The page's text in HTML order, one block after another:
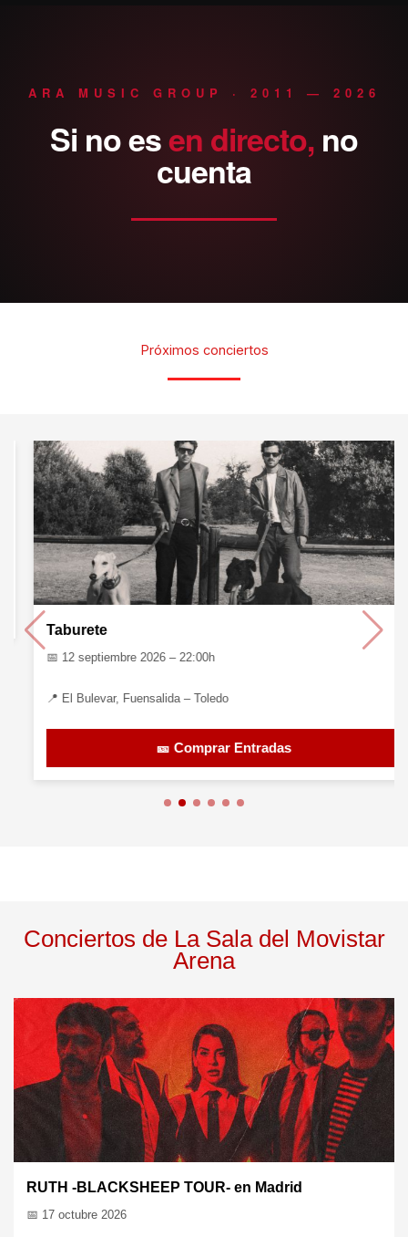
ARA MUSIC GROUP · 2011 — 2026
Si noesen directo, no
cuenta
Próximos conciertos
Taburete
📅 12 septiembre 2026 – 22:00h
📍 El Bulevar, Fuensalida – Toledo
🎫 Comprar Entradas
Conciertos de La Sala del Movistar
Arena
Ramoncín en Madrid
📅 22 oct 2026